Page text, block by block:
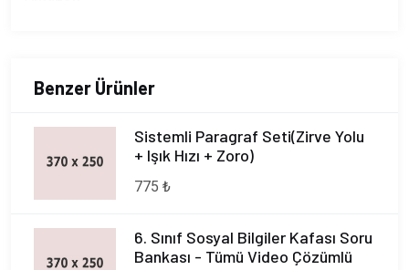
Benzer Ürünler
Sistemli Paragraf Seti(Zirve Yolu
+ Işık Hızı + Zoro)
775 ₺
6. Sınıf Sosyal Bilgiler Kafası Soru
Bankası - Tümü Video Çözümlü